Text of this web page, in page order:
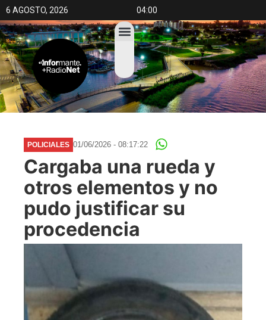
6 AGOSTO, 2026 04:00
POLICIALES 01/06/2026 - 08:17:22
Cargaba una rueda y
otros elementos y no
pudo justificar su
procedencia